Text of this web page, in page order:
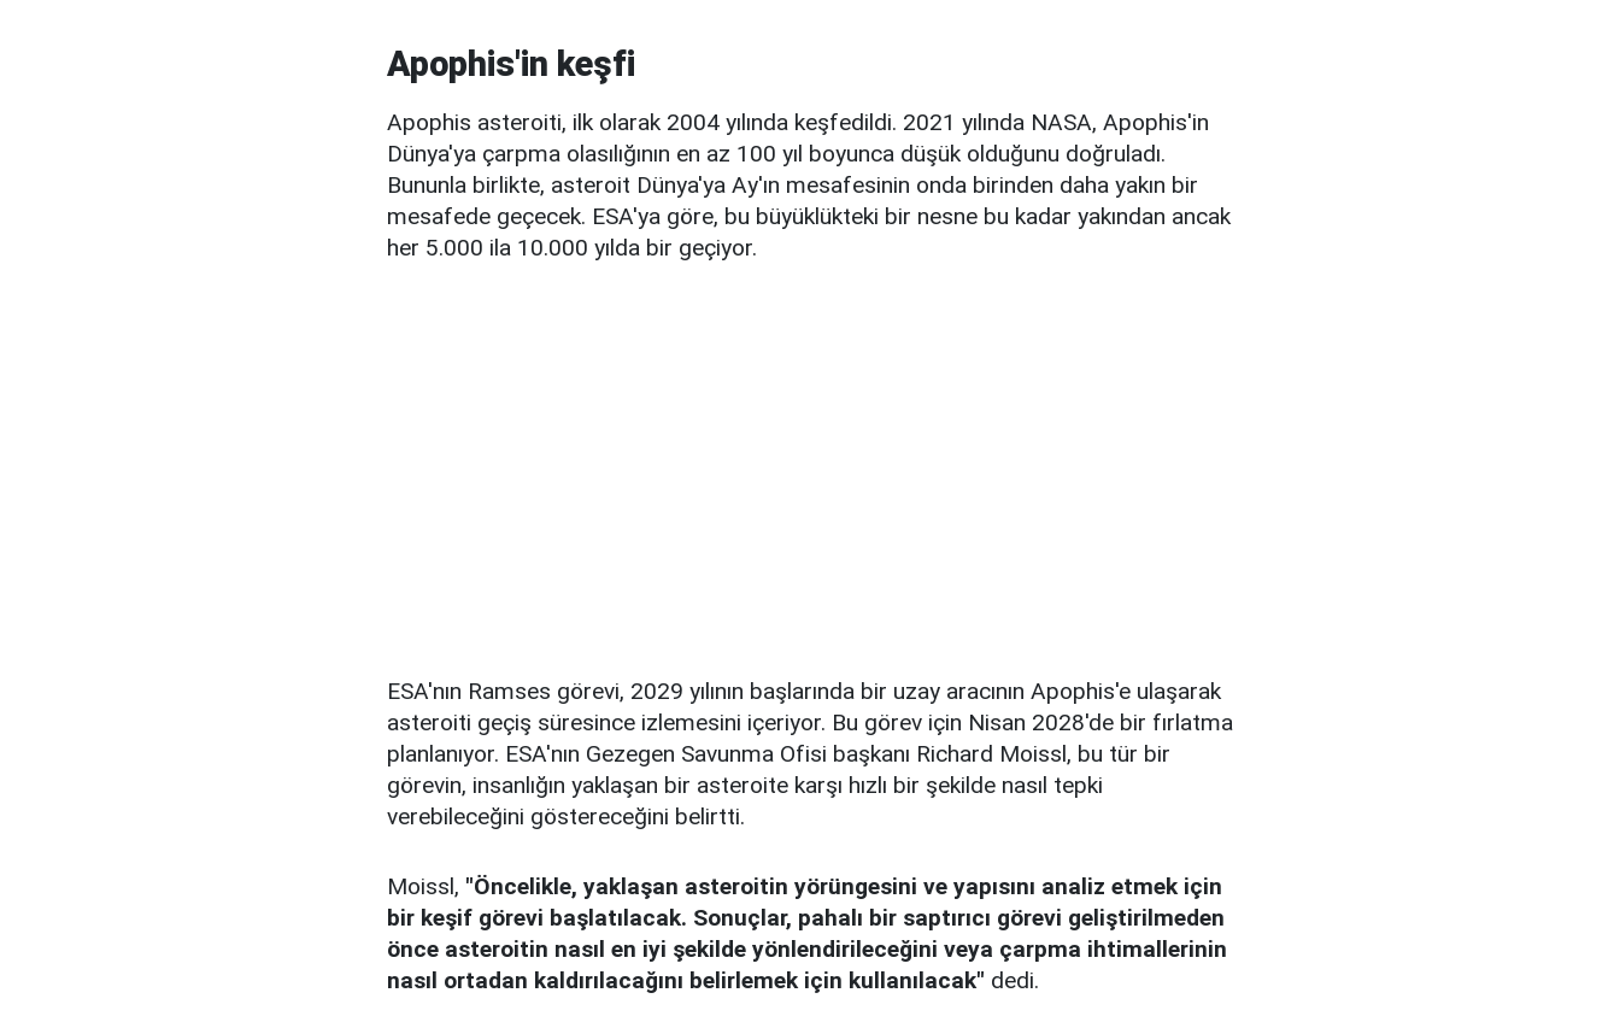
Apophis'in keşfi
Apophis asteroiti, ilk olarak 2004 yılında keşfedildi. 2021 yılında NASA, Apophis'in
Dünya'ya çarpma olasılığının en az 100 yıl boyunca düşük olduğunu doğruladı.
Bununla birlikte, asteroit Dünya'ya Ay'ın mesafesinin onda birinden daha yakın bir
mesafede geçecek. ESA'ya göre, bu büyüklükteki bir nesne bu kadar yakından ancak
her 5.000 ila 10.000 yılda bir geçiyor.
ESA'nın Ramses görevi, 2029 yılının başlarında bir uzay aracının Apophis'e ulaşarak
asteroiti geçiş süresince izlemesini içeriyor. Bu görev için Nisan 2028'de bir fırlatma
planlanıyor. ESA'nın Gezegen Savunma Ofisi başkanı Richard Moissl, bu tür bir
görevin, insanlığın yaklaşan bir asteroite karşı hızlı bir şekilde nasıl tepki
verebileceğini göstereceğini belirtti.
Moissl, "Öncelikle, yaklaşan asteroitin yörüngesini ve yapısını analiz etmek için
bir keşif görevi başlatılacak. Sonuçlar, pahalı bir saptırıcı görevi geliştirilmeden
önce asteroitin nasıl en iyi şekilde yönlendirileceğini veya çarpma ihtimallerinin
nasıl ortadan kaldırılacağını belirlemek için kullanılacak" dedi.